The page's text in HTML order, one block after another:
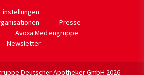
Presse
Avoxa Mediengruppe
Newsletter
Deutscher Apotheker GmbH 2026